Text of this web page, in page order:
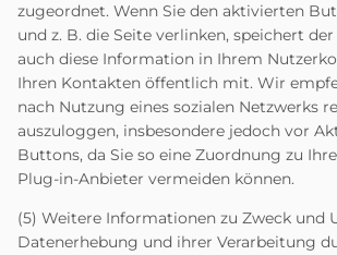
zugeordnet. Wenn Sie den aktivierten
und z. B. die Seite verlinken, speichert
auch diese Information in Ihrem
Ihren Kontakten öffentlich mit. Wir
nach Nutzung eines sozialen Netzwerks
auszuloggen, insbesondere jedoch vor
Buttons, da Sie so eine Zuordnung zu
Plug-in-Anbieter vermeiden können.
(5) Weitere Informationen zu Zweck und
Datenerhebung und ihrer Verarbeitung